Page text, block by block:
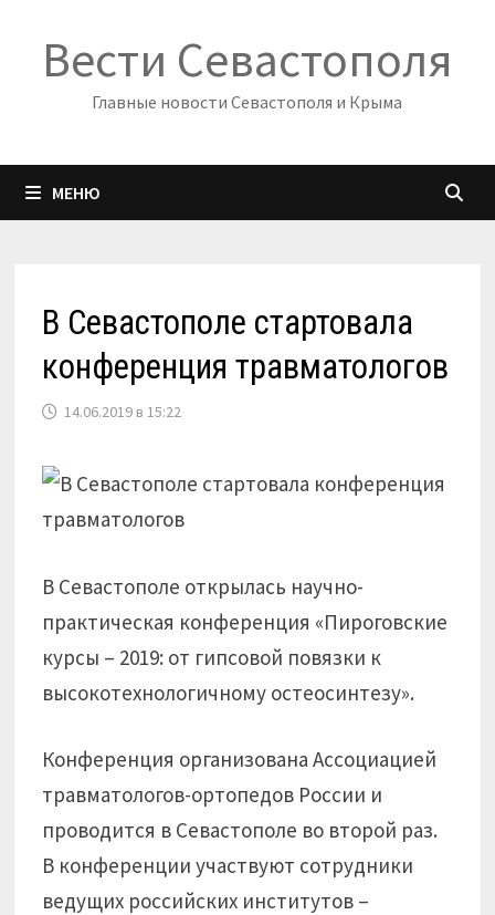
содержимому
Вести Севастополя
Главные новости Севастополя и Крыма
МЕНЮ
В Севастополе стартовала
конференция травматологов
14.06.2019 в 15:22
В Севастополе открылась научно-
практическая конференция «Пироговские
курсы – 2019: от гипсовой повязки к
высокотехнологичному остеосинтезу».
Конференция организована Ассоциацией
травматологов-ортопедов России и
проводится в Севастополе во второй раз.
В конференции участвуют сотрудники
ведущих российских институтов –